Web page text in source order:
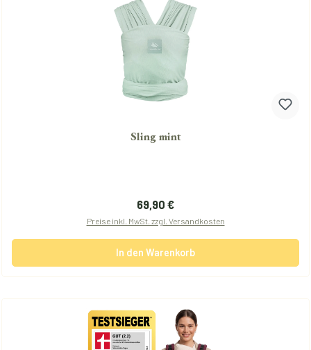
Sling mint
Regulärer Preis:
69,90 €
Preise inkl. MwSt. zzgl. Versandkosten
In den Warenkorb